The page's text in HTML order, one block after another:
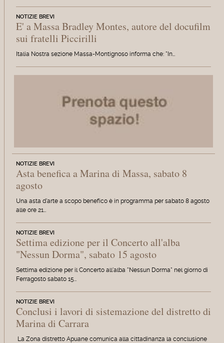
NOTIZIE BREVI
E' a Massa Bradley Montes, autore del docufilm
sui fratelli Piccirilli
Italia Nostra sezione Massa-Montignoso informa che: "In…
NOTIZIE BREVI
Asta benefica a Marina di Massa, sabato 8
agosto
Una asta d'arte a scopo benefico è in programma per sabato 8 agosto
alle ore 21…
NOTIZIE BREVI
Settima edizione per il Concerto all'alba
"Nessun Dorma", sabato 15 agosto
Settima edizione per il Concerto all'alba "Nessun Dorma" nel giorno di
Ferragosto sabato 15…
NOTIZIE BREVI
Conclusi i lavori di sistemazione del distretto di
Marina di Carrara
La Zona distretto Apuane comunica alla cittadinanza la conclusione